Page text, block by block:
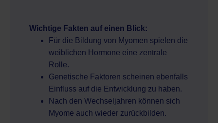
Wichtige Fakten auf einen Blick:
Für die Bildung von Myomen spielen die
weiblichen Hormone eine zentrale
Rolle.
Genetische Faktoren scheinen ebenfalls
Einfluss auf die Entwicklung zu haben.
Nach den Wechseljahren können sich
Myome auch wieder zurückbilden.